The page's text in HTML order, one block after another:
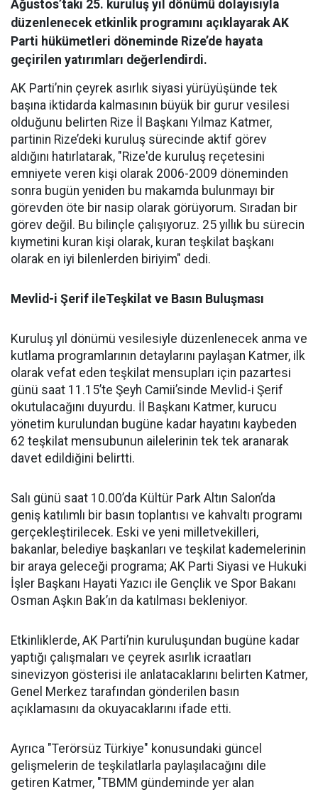
Ağustos’taki 25. kuruluş yıl dönümü dolayısıyla
düzenlenecek etkinlik programını açıklayarak AK
Parti hükümetleri döneminde Rize’de hayata
geçirilen yatırımları değerlendirdi.
AK Parti’nin çeyrek asırlık siyasi yürüyüşünde tek
başına iktidarda kalmasının büyük bir gurur vesilesi
olduğunu belirten Rize İl Başkanı Yılmaz Katmer,
partinin Rize’deki kuruluş sürecinde aktif görev
aldığını hatırlatarak, "Rize'de kuruluş reçetesini
emniyete veren kişi olarak 2006-2009 döneminden
sonra bugün yeniden bu makamda bulunmayı bir
görevden öte bir nasip olarak görüyorum. Sıradan bir
görev değil. Bu bilinçle çalışıyoruz. 25 yıllık bu sürecin
kıymetini kuran kişi olarak, kuran teşkilat başkanı
olarak en iyi bilenlerden biriyim" dedi.
Mevlid-i Şerif ileTeşkilat ve Basın Buluşması
Kuruluş yıl dönümü vesilesiyle düzenlenecek anma ve
kutlama programlarının detaylarını paylaşan Katmer, ilk
olarak vefat eden teşkilat mensupları için pazartesi
günü saat 11.15’te Şeyh Camii’sinde Mevlid-i Şerif
okutulacağını duyurdu. İl Başkanı Katmer, kurucu
yönetim kurulundan bugüne kadar hayatını kaybeden
62 teşkilat mensubunun ailelerinin tek tek aranarak
davet edildiğini belirtti.
Salı günü saat 10.00’da Kültür Park Altın Salon’da
geniş katılımlı bir basın toplantısı ve kahvaltı programı
gerçekleştirilecek. Eski ve yeni milletvekilleri,
bakanlar, belediye başkanları ve teşkilat kademelerinin
bir araya geleceği programa; AK Parti Siyasi ve Hukuki
İşler Başkanı Hayati Yazıcı ile Gençlik ve Spor Bakanı
Osman Aşkın Bak’ın da katılması bekleniyor.
Etkinliklerde, AK Parti’nin kuruluşundan bugüne kadar
yaptığı çalışmaları ve çeyrek asırlık icraatları
sinevizyon gösterisi ile anlatacaklarını belirten Katmer,
Genel Merkez tarafından gönderilen basın
açıklamasını da okuyacaklarını ifade etti.
Ayrıca "Terörsüz Türkiye" konusundaki güncel
gelişmelerin de teşkilatlarla paylaşılacağını dile
getiren Katmer, "TBMM gündeminde yer alan